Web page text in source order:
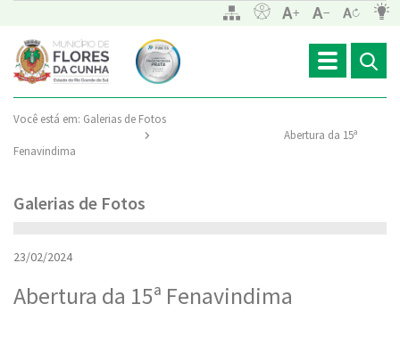
Toggle
navigation
Você está em: Galerias de Fotos
Abertura da 15ª
Fenavindima
Galerias de Fotos
23/02/2024
Abertura da 15ª Fenavindima